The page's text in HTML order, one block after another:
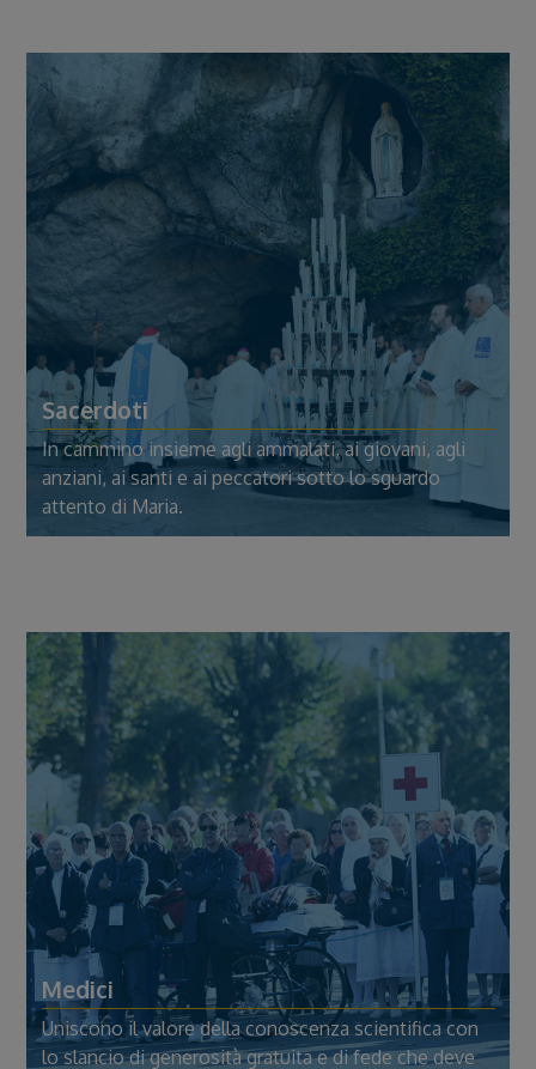
Sacerdoti
In cammino insieme agli ammalati, ai giovani, agli
anziani, ai santi e ai peccatori sotto lo sguardo
attento di Maria.
Medici
Uniscono il valore della conoscenza scientifica con
lo slancio di generosità gratuita e di fede che deve